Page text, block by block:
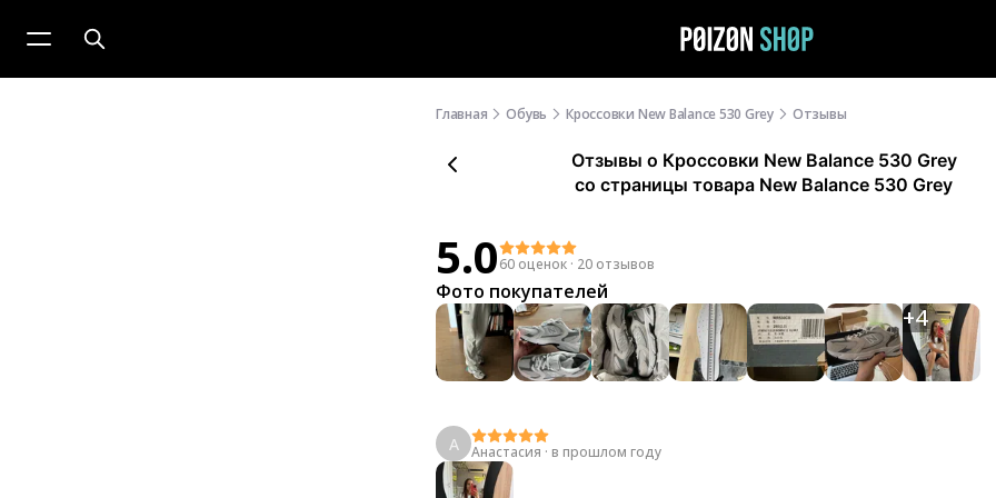
Главная Обувь Кроссовки New Balance 530 Grey Отзывы
Отзывы о Кроссовки New Balance 530 Grey
со страницы товара New Balance 530 Grey
5.060 оценок · 20 отзывов
Фото покупателей
+4
А Анастасия · в прошлом году